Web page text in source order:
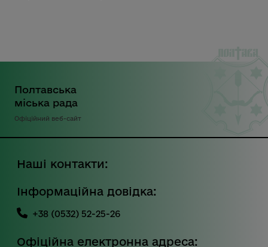
Полтавська
міська рада
Офіційний веб-сайт
Наші контакти:
Інформаційна довідка:
+38 (0532) 52-25-26
Офіційна електронна адреса: